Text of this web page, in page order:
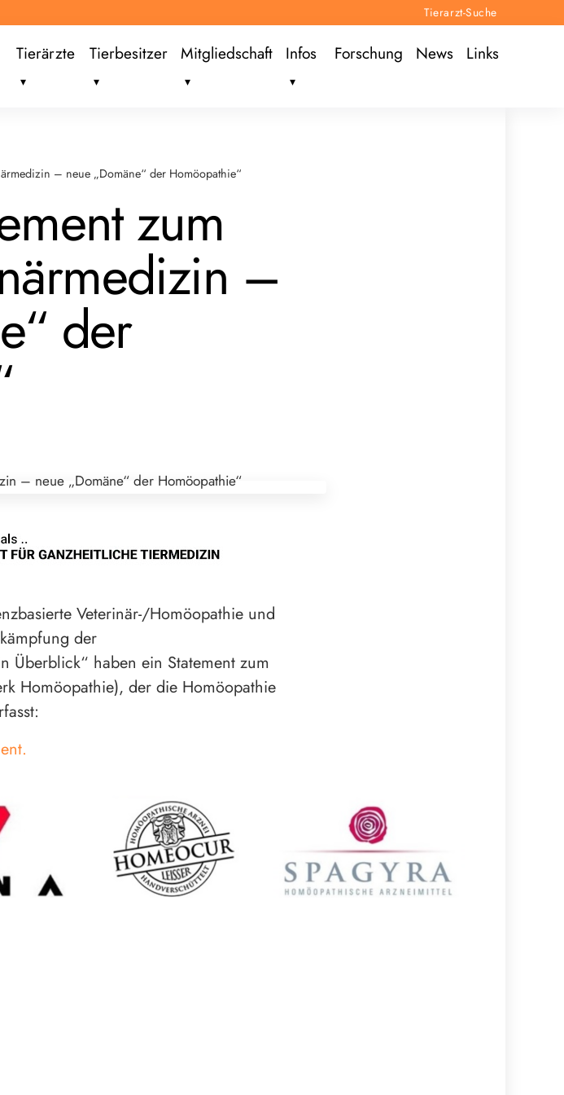
Tierarzt-Suche
Tierärzte Tierbesitzer Mitgliedschaft Infos Forschung News Links
– neue „Domäne“ der Homöopathie“
zum
–
der
Veterinär-/Homöopathie und
der
Überblick“ haben ein Statement zum
Homöopathie), der die Homöopathie